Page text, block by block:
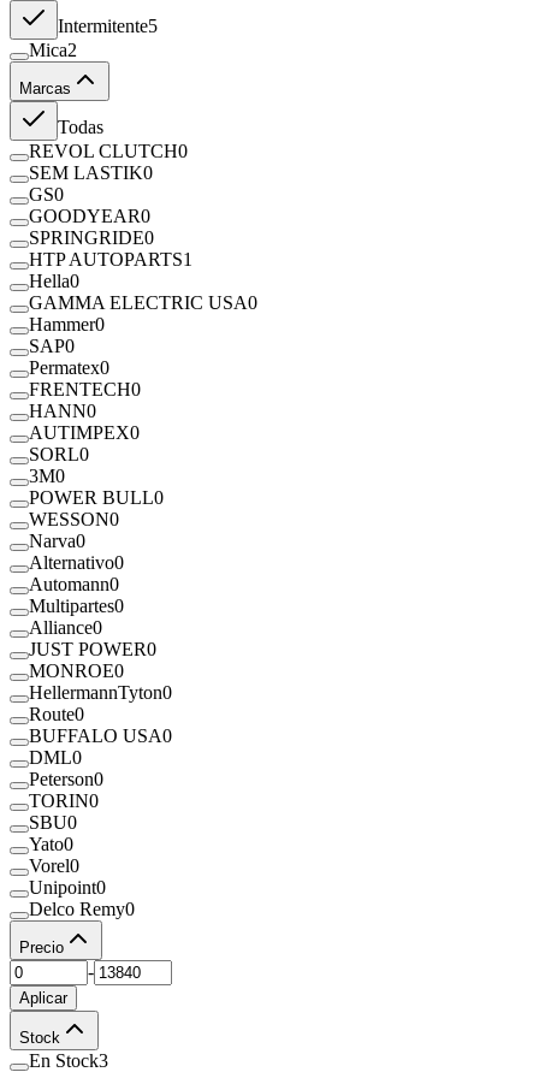
Intermitente5
Mica2
Marcas
Todas
REVOL CLUTCH0
SEM LASTIK0
GS0
GOODYEAR0
SPRINGRIDE0
HTP AUTOPARTS1
Hella0
GAMMA ELECTRIC USA0
Hammer0
SAP0
Permatex0
FRENTECH0
HANN0
AUTIMPEX0
SORL0
3M0
POWER BULL0
WESSON0
Narva0
Alternativo0
Automann0
Multipartes0
Alliance0
JUST POWER0
MONROE0
HellermannTyton0
Route0
BUFFALO USA0
DML0
Peterson0
TORIN0
SBU0
Yato0
Vorel0
Unipoint0
Delco Remy0
Precio
-
Aplicar
Stock
En Stock3